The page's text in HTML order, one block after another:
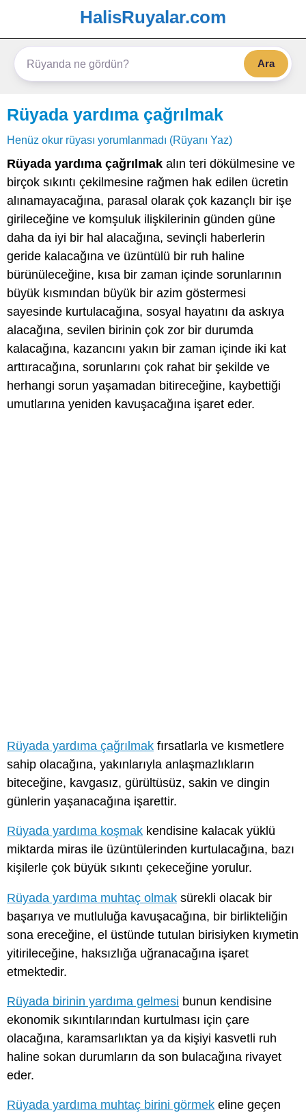
HalisRuyalar.com
Ara
Rüyada yardıma çağrılmak
Henüz okur rüyası yorumlanmadı (Rüyanı Yaz)
Rüyada yardıma çağrılmak alın teri dökülmesine ve
birçok sıkıntı çekilmesine rağmen hak edilen ücretin
alınamayacağına, parasal olarak çok kazançlı bir işe
girileceğine ve komşuluk ilişkilerinin günden güne
daha da iyi bir hal alacağına, sevinçli haberlerin
geride kalacağına ve üzüntülü bir ruh haline
bürünüleceğine, kısa bir zaman içinde sorunlarının
büyük kısmından büyük bir azim göstermesi
sayesinde kurtulacağına, sosyal hayatını da askıya
alacağına, sevilen birinin çok zor bir durumda
kalacağına, kazancını yakın bir zaman içinde iki kat
arttıracağına, sorunlarını çok rahat bir şekilde ve
herhangi sorun yaşamadan bitireceğine, kaybettiği
umutlarına yeniden kavuşacağına işaret eder.
Rüyada yardıma çağrılmak fırsatlarla ve kısmetlere
sahip olacağına, yakınlarıyla anlaşmazlıkların
biteceğine, kavgasız, gürültüsüz, sakin ve dingin
günlerin yaşanacağına işarettir.
Rüyada yardıma koşmak kendisine kalacak yüklü
miktarda miras ile üzüntülerinden kurtulacağına, bazı
kişilerle çok büyük sıkıntı çekeceğine yorulur.
Rüyada yardıma muhtaç olmak sürekli olacak bir
başarıya ve mutluluğa kavuşacağına, bir birlikteliğin
sona ereceğine, el üstünde tutulan birisiyken kıymetin
yitirileceğine, haksızlığa uğranacağına işaret
etmektedir.
Rüyada birinin yardıma gelmesi bunun kendisine
ekonomik sıkıntılarından kurtulması için çare
olacağına, karamsarlıktan ya da kişiyi kasvetli ruh
haline sokan durumların da son bulacağına rivayet
eder.
Rüyada yardıma muhtaç birini görmek eline geçen